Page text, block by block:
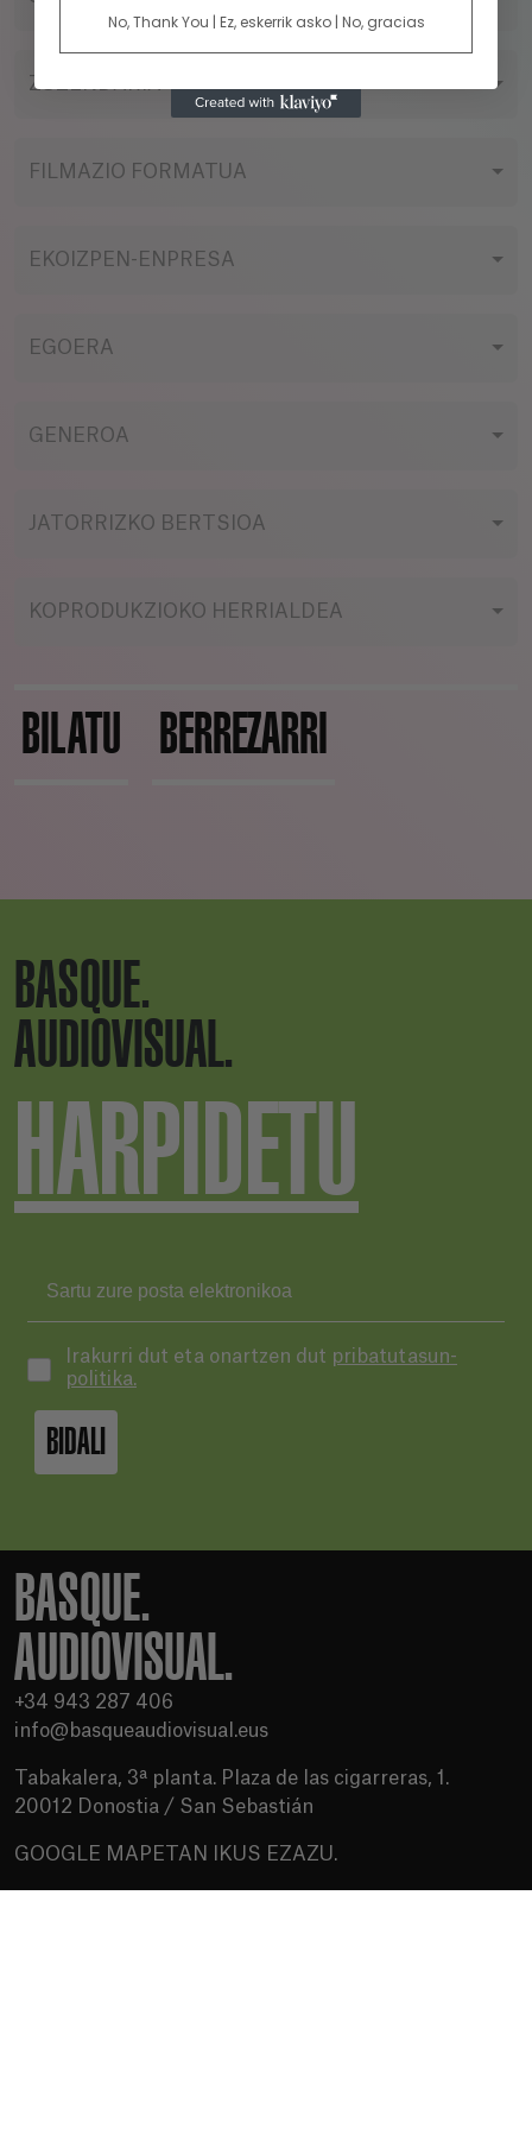
ZUZENDARIA
FILMAZIO FORMATUA
EKOIZPEN-ENPRESA
EGOERA
GENEROA
JATORRIZKO BERTSIOA
KOPRODUKZIOKO HERRIALDEA
BILATU BERREZARRI
BASQUE.
AUDIOVISUAL.
HARPIDETU
Irakurri dut eta onartzen dut pribatutasun-
politika.
BIDALI
BASQUE.
AUDIOVISUAL.
+34 943 287 406
info@basqueaudiovisual.eus
Tabakalera, 3ª planta. Plaza de las cigarreras, 1.
20012 Donostia / San Sebastián
GOOGLE MAPETAN IKUS EZAZU.
No, Thank You | Ez, eskerrik asko | No, gracias